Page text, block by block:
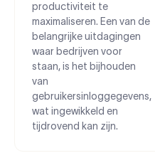
productiviteit te
maximaliseren. Een van de
belangrijke uitdagingen
waar bedrijven voor
staan, is het bijhouden
van
gebruikersinloggegevens,
wat ingewikkeld en
tijdrovend kan zijn.